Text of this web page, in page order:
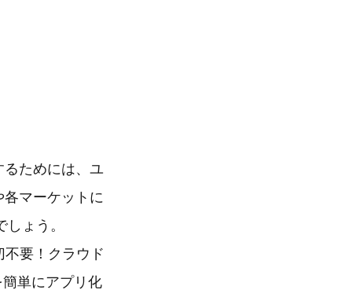
るためには、ユ
マーケットに
ょう。
不要！クラウド
単にアプリ化